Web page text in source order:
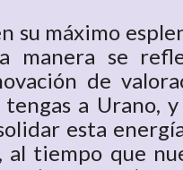
su máximo
manera se
de
a Urano,
esta
al tiempo que